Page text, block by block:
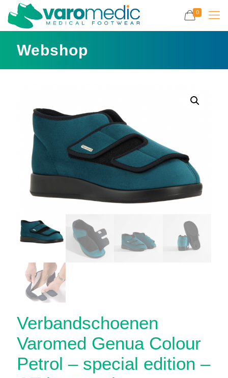
0
Webshop
Verbandschoenen
Varomed Genua Colour
Petrol – special edition –